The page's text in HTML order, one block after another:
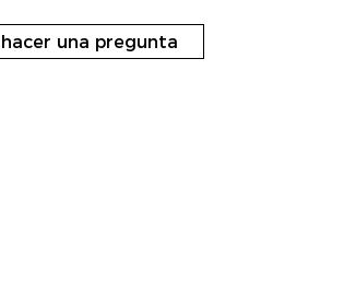
hacer una pregunta